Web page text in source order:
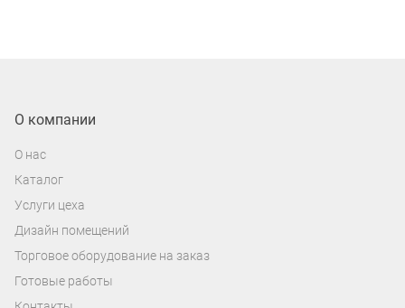
О компании
О нас
Каталог
Услуги цеха
Дизайн помещений
Торговое оборудование на заказ
Готовые работы